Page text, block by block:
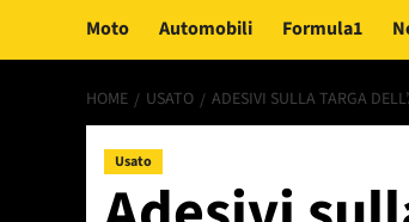
Moto Automobili Formula1
HOME USATO ADESIVI SULLA TARGA
Usato